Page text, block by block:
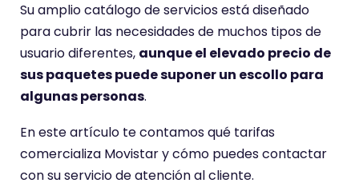
Su amplio catálogo de servicios está diseñado
para cubrir las necesidades de muchos tipos de
usuario diferentes, aunque el elevado precio de
sus paquetes puede suponer un escollo para
algunas personas.
En este artículo te contamos qué tarifas
comercializa Movistar y cómo puedes contactar
con su servicio de atención al cliente.